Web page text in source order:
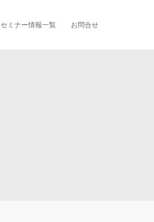
セミナー情報一覧 お問合せ